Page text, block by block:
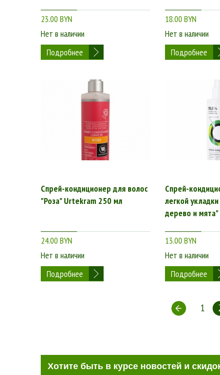
23.00 BYN
Нет в наличии
Подробнее
18.00 BYN
Нет в наличии
Подробнее
Спрей-кондиционер для волос
"Роза" Urtekram 250 мл
24.00 BYN
Нет в наличии
Подробнее
Спрей-
легкой
дерево и
13.00 BYN
Нет в наличии
Подробнее
1
Хотите быть в курсе новостей и